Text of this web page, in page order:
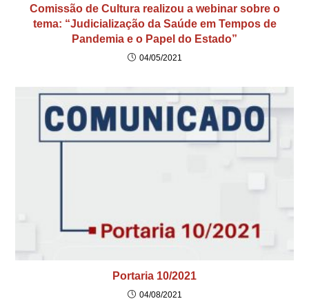
Comissão de Cultura realizou a webinar sobre o
tema: “Judicialização da Saúde em Tempos de
Pandemia e o Papel do Estado”
04/05/2021
Portaria 10/2021
04/08/2021